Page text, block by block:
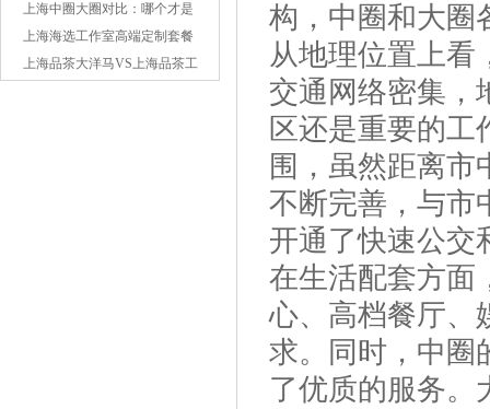
喝茶工作室外卖
上海中圈大圈对比：哪个才是
你的心头好？
上海海选工作室高端定制套餐
避坑指南
上海品茶大洋马VS上海品茶工
构，中圈和大圈
从地理位置上看
交通网络密集，
区还是重要的工
围，虽然距离市
不断完善，与市
开通了快速公交
在生活配套方面
心、高档餐厅、
求。同时，中圈
了优质的服务。